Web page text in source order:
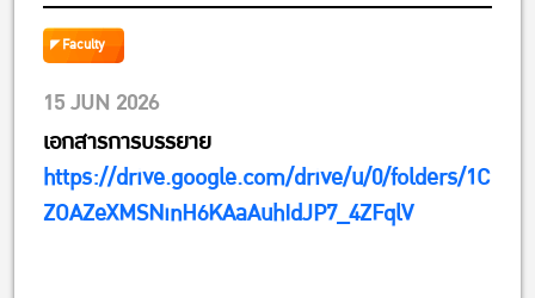
Faculty
15 JUN 2026
เอกสารการบรรยาย
https://drive.google.com/drive/u/0/folders/1C
ZOAZeXMSNinH6KAaAuhIdJP7_4ZFqlV